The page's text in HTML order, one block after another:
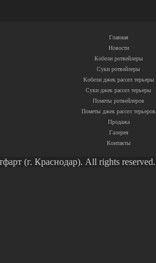
Главная
Новости
Кобели ротвейлеры
Суки ротвейлеры
Кобели джек рассел терьеры
Суки джек рассел терьеры
Пометы ротвейлеров
Пометы джек рассел терьеров
Продажа
Галерея
Контакты
(г. Краснодар). All rights reserved.